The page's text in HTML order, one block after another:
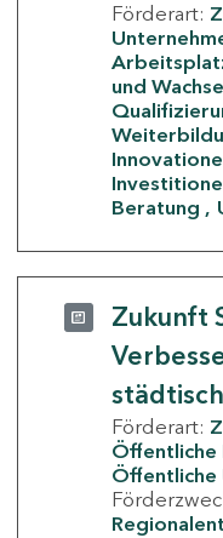
Förderart:
und
Beratung
Zukunft
Förderart:
Öffentliche
Öffentliche